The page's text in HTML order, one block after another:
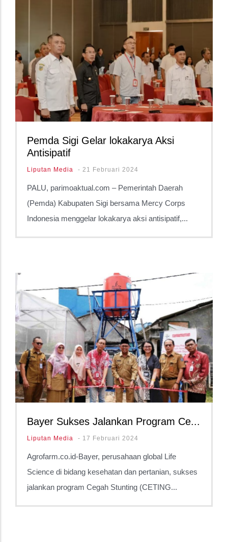
Pemda Sigi Gelar lokakarya Aksi
Antisipatif
Liputan Media - 21 Februari 2024
PALU, parimoaktual.com – Pemerintah Daerah
(Pemda) Kabupaten Sigi bersama Mercy Corps
Indonesia menggelar lokakarya aksi antisipatif,...
Bayer Sukses Jalankan Program Ce...
Liputan Media - 17 Februari 2024
Agrofarm.co.id-Bayer, perusahaan global Life
Science di bidang kesehatan dan pertanian, sukses
jalankan program Cegah Stunting (CETING...